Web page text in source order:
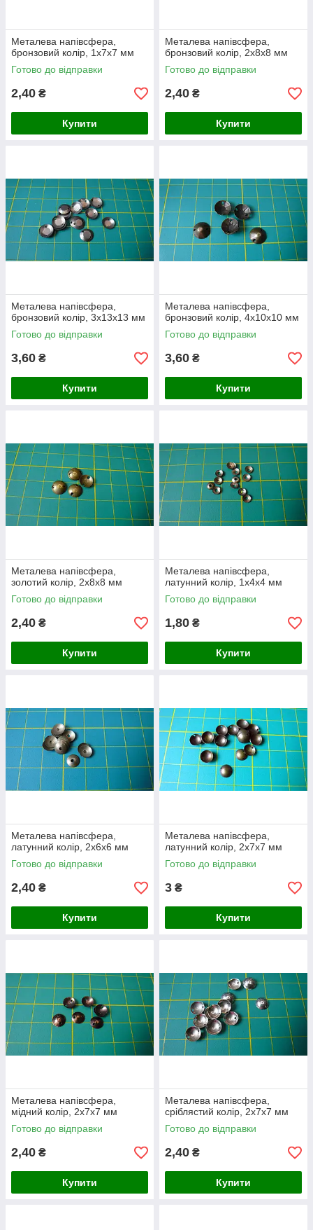
Металева напівсфера,
бронзовий колір, 1х7х7 мм
Готово до відправки
2,40 ₴
Купити
Металева напівсфера,
бронзовий колір, 2х8х8 мм
Готово до відправки
2,40 ₴
Купити
Металева напівсфера,
бронзовий колір, 3х13х13 мм
Готово до відправки
3,60 ₴
Купити
Металева напівсфера,
бронзовий колір, 4х10х10 мм
Готово до відправки
3,60 ₴
Купити
Металева напівсфера,
золотий колір, 2х8х8 мм
Готово до відправки
2,40 ₴
Купити
Металева напівсфера,
латунний колір, 1х4х4 мм
Готово до відправки
1,80 ₴
Купити
Металева напівсфера,
латунний колір, 2х6х6 мм
Готово до відправки
2,40 ₴
Купити
Металева напівсфера,
латунний колір, 2х7х7 мм
Готово до відправки
3 ₴
Купити
Металева напівсфера,
мідний колір, 2х7х7 мм
Готово до відправки
2,40 ₴
Купити
Металева напівсфера,
сріблястий колір, 2х7х7 мм
Готово до відправки
2,40 ₴
Купити